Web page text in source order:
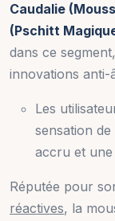
Caudalie
(Pschitt
dans ce
innovations anti-
Les
sensation de
accru et une
Réputée pour
réactives, la